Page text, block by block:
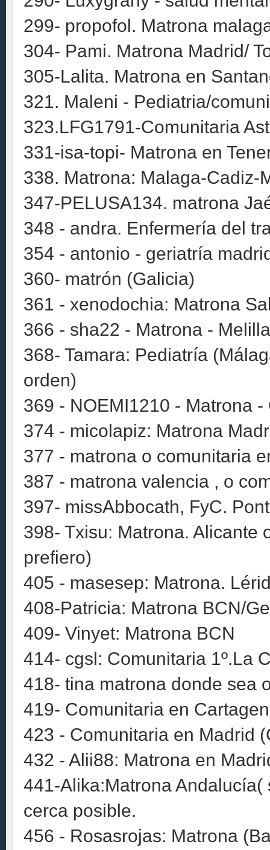
299- propofol. Matrona
304- Pami. Matrona Madrid/
305-Lalita. Matrona en
321. Maleni - Pediatria/
323.LFG1791-Comunitaria
331-isa-topi- Matrona en
338. Matrona: Malaga-Cadiz-
347-PELUSA134. matrona
348 - andra. Enfermería del
354 - antonio - geriatría
360- matrón (Galicia)
361 - xenodochia: Matrona
366 - sha22 - Matrona - Melilla
368- Tamara: Pediatría
orden)
369 - NOEMI1210 - Matrona -
374 - micolapiz: Matrona
377 - matrona o comunitaria
387 - matrona valencia , o
397- missAbbocath, FyC.
398- Txisu: Matrona. Alicante
prefiero)
405 - masesep: Matrona.
408-Patricia: Matrona BCN/
409- Vinyet: Matrona BCN
414- cgsl: Comunitaria 1º.La
418- tina matrona donde sea
419- Comunitaria en
423 - Comunitaria en Madrid
432 - Alii88: Matrona en
441-Alika:Matrona
cerca posible.
456 - Rosasrojas: Matrona